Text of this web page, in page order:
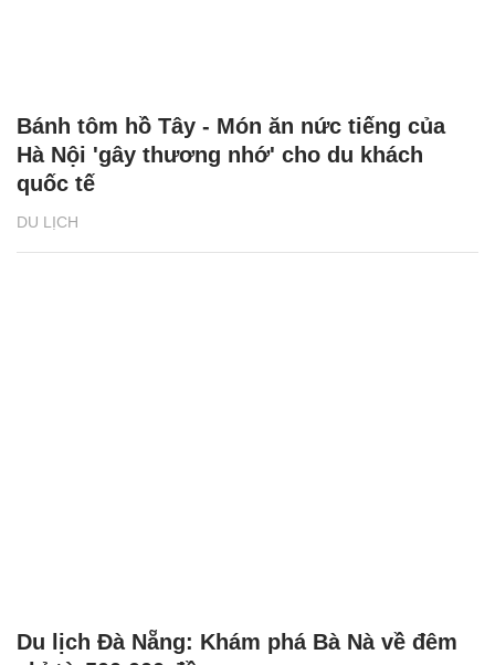
DU LỊCH
Bánh tôm hồ Tây - Món ăn nức tiếng của
Hà Nội 'gây thương nhớ' cho du khách
quốc tế
Du lịch Đà Nẵng: Khám phá Bà Nà về đêm